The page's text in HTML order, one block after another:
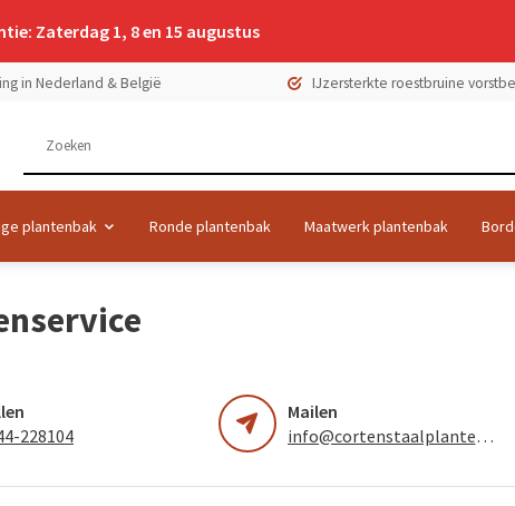
Zaterdag 1, 8 en 15 augustus
in Nederland & België IJzersterkte roestbruine
plantenbak Ronde plantenbak Maatwerk plantenbak
228104
Mailen
info@cortenstaalplantenbak.nl